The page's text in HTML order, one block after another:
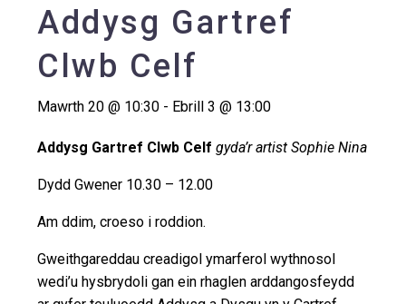
English
Addysg Gartref
Clwb Celf
Mawrth 20 @ 10:30 - Ebrill 3 @ 13:00
Addysg Gartref Clwb Celf gyda’r artist Sophie Nina
Dydd Gwener 10.30 – 12.00
Am ddim, croeso i roddion.
Gweithgareddau creadigol ymarferol wythnosol
wedi’u hysbrydoli gan ein rhaglen arddangosfeydd